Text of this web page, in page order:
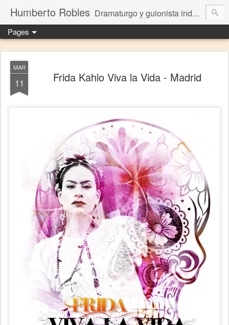
Humberto Robles Dramaturgo y guionista independiente
Pages
MAR
11 Frida Kahlo Viva la Vida - Madrid